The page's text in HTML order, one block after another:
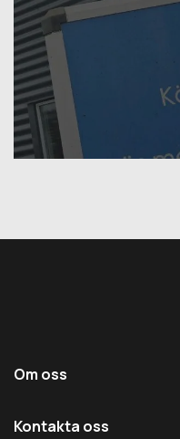
Om oss
Kontakta oss